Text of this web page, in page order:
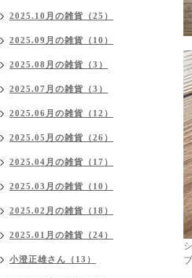
2025.10月の雑貨（25）
2025.09月の雑貨（10）
2025.08月の雑貨（3）
2025.07月の雑貨（3）
2025.06月の雑貨（12）
2025.05月の雑貨（26）
2025.04月の雑貨（17）
2025.03月の雑貨（10）
2025.02月の雑貨（18）
2025.01月の雑貨（24）
小澄正雄さん（13）